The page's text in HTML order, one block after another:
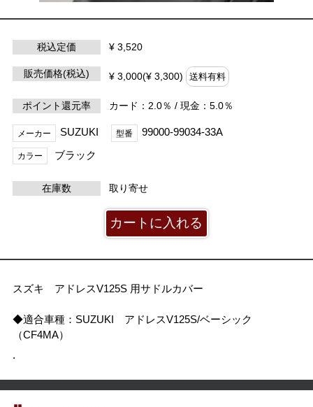
税込定価 ¥ 3,520
販売価格(税込) ¥ 3,000(¥ 3,300) 送料有料
ポイント還元率 カード：2.0％ / 現金：5.0％
メーカー SUZUKI 型番 99000-99034-33A
カラー ブラック
在庫数 取り寄せ
スズキ アドレスV125S 用サドルカバー
◆適合車種：SUZUKI アドレスV125S/ベーシック
（CF4MA）
.